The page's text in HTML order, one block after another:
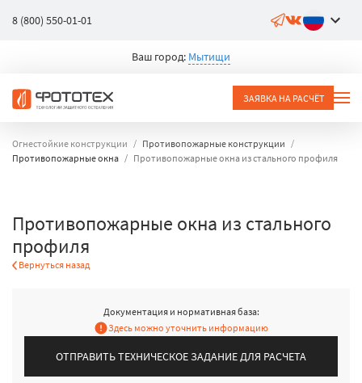
8 (800) 550-01-01
Ваш город: Мытищи
ЗАЯВКА НА РАСЧЁТ
Огнестойкие конструкции
Противопожарные конструкции
Противопожарные окна
Противопожарные окна из стального профиля
Противопожарные окна из стального
профиля
Вернуться назад
Документация и нормативная база:
Здесь можно уточнить информацию
ОТПРАВИТЬ ТЕХНИЧЕСКОЕ ЗАДАНИЕ ДЛЯ РАСЧЕТА